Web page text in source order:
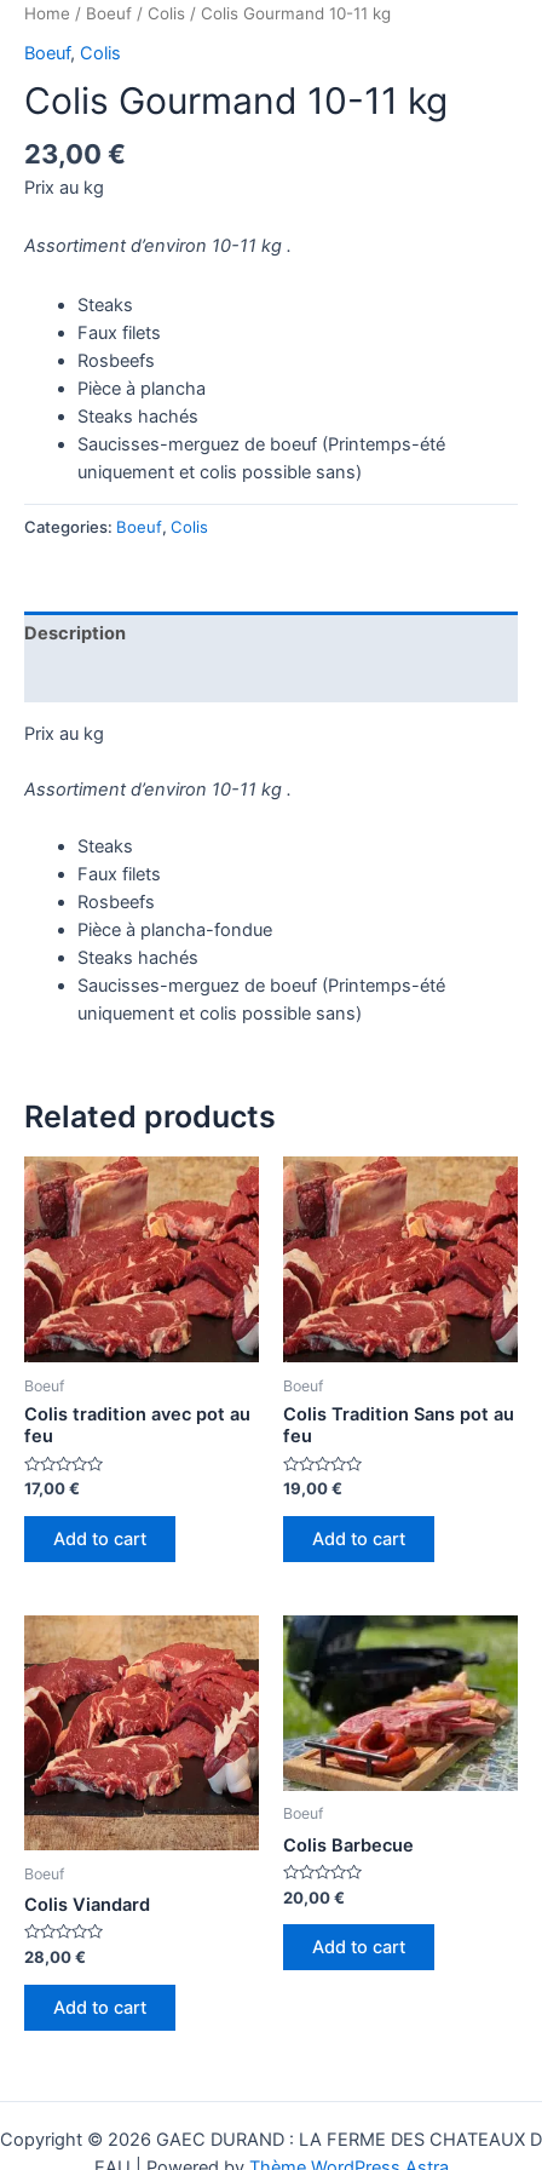
Home / Boeuf / Colis / Colis Gourmand 10-11 kg
Boeuf, Colis
Colis Gourmand 10-11 kg
23,00 €
Prix au kg
Assortiment d’environ 10-11 kg .
Steaks
Faux filets
Rosbeefs
Pièce à plancha
Steaks hachés
Saucisses-merguez de boeuf (Printemps-été
uniquement et colis possible sans)
Categories: Boeuf, Colis
Description
Prix au kg
Assortiment d’environ 10-11 kg .
Steaks
Faux filets
Rosbeefs
Pièce à plancha-fondue
Steaks hachés
Saucisses-merguez de boeuf (Printemps-été
uniquement et colis possible sans)
Related products
Boeuf
Colis tradition avec pot au
feu
Rated
out
17,00€
Add to cart
Boeuf
Colis Tradition Sans pot au
feu
Rated
out
19,00€
Add to cart
Boeuf
Colis Viandard
Rated
0
out
28,00€
Add to cart
Boeuf
Colis Barbecue
Rated
0
out
20,00€
Add to cart
Copyright © 2026 GAEC DURAND : LA FERME DES CHATEAUX D